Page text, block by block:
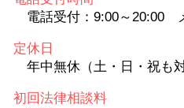
電話受付：9:00～20:00
定休日
年中無休（土・日・祝も
初回法律相談料